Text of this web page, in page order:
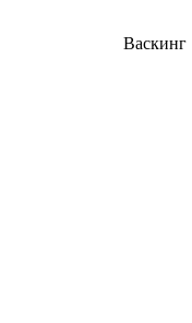
Васкинг